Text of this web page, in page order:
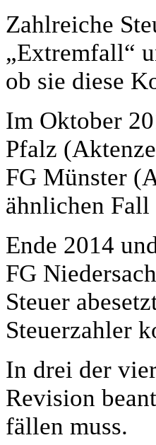
Zahlreiche
„Extremfall“
ob sie diese
Im Oktober
Pfalz
FG Münster
ähnlichen
Ende 2014
FG
Steuer
Steuerzahler
In drei der
Revision
fällen muss.